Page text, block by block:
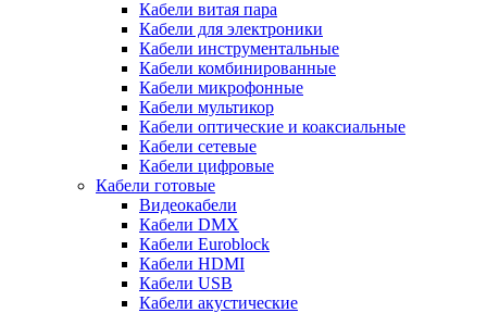
Кабели витая пара
Кабели для электроники
Кабели инструментальные
Кабели комбинированные
Кабели микрофонные
Кабели мультикор
Кабели оптические и коаксиальные
Кабели сетевые
Кабели цифровые
Кабели готовые
Видеокабели
Кабели DMX
Кабели Euroblock
Кабели HDMI
Кабели USB
Кабели акустические